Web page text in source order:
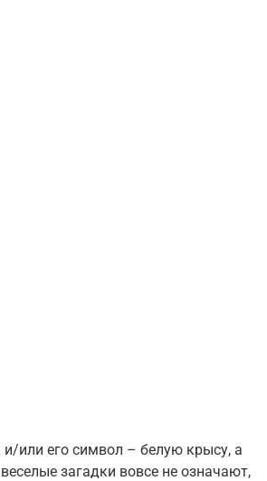
или его символ – белую крысу, а
загадки вовсе не означают,